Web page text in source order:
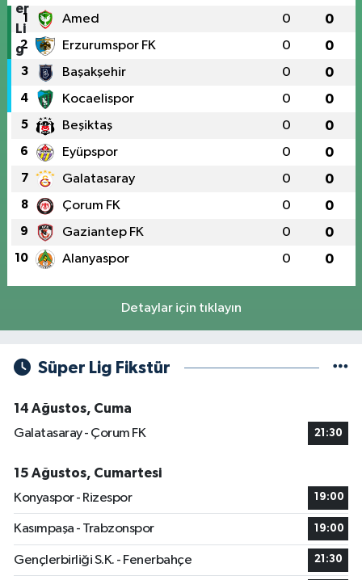
1 Amed 0 0
2 Erzurumspor FK 0 0
3 Başakşehir 0 0
4 Kocaelispor 0 0
5 Beşiktaş 0 0
6 Eyüpspor 0 0
7 Galatasaray 0 0
8 Çorum FK 0 0
9 Gaziantep FK 0 0
10 Alanyaspor 0 0
Detaylar için tıklayın
Süper Lig Fikstür
14 Ağustos, Cuma
Galatasaray - Çorum FK
21:30
15 Ağustos, Cumartesi
Konyaspor - Rizespor
19:00
Kasımpaşa - Trabzonspor 19:00
Gençlerbirliği S.K. - Fenerbahçe 21:30